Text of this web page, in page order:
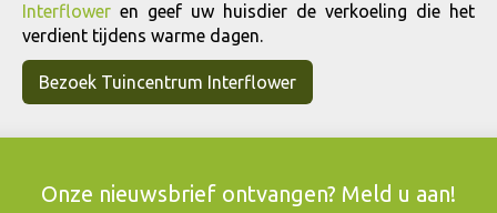
Interflower en geef uw huisdier de verkoeling die het
verdient tijdens warme dagen.
Bezoek Tuincentrum Interflower
Onze nieuwsbrief ontvangen? Meld u aan!